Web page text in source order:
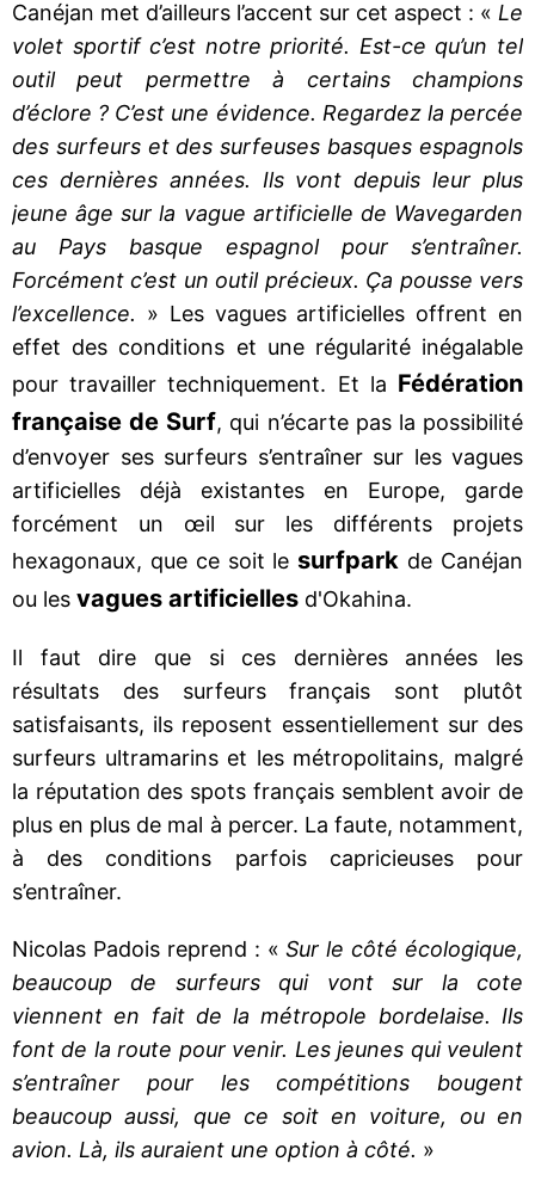
Canéjan met d’ailleurs l’accent sur cet aspect : « Le
volet sportif c’est notre priorité. Est-ce qu’un tel
outil peut permettre à certains champions
d’éclore ? C’est une évidence. Regardez la percée
des surfeurs et des surfeuses basques espagnols
ces dernières années. Ils vont depuis leur plus
jeune âge sur la vague artificielle de Wavegarden
au Pays basque espagnol pour s’entraîner.
Forcément c’est un outil précieux. Ça pousse vers
l’excellence. » Les vagues artificielles offrent en
effet des conditions et une régularité inégalable
pour travailler techniquement. Et la Fédération
française de Surf, qui n’écarte pas la possibilité
d’envoyer ses surfeurs s’entraîner sur les vagues
artificielles déjà existantes en Europe, garde
forcément un œil sur les différents projets
hexagonaux, que ce soit le surfpark de Canéjan
ou les vagues artificielles d'Okahina.
Il faut dire que si ces dernières années les
résultats des surfeurs français sont plutôt
satisfaisants, ils reposent essentiellement sur des
surfeurs ultramarins et les métropolitains, malgré
la réputation des spots français semblent avoir de
plus en plus de mal à percer. La faute, notamment,
à des conditions parfois capricieuses pour
s’entraîner.
Nicolas Padois reprend : «Sur le côté écologique,
beaucoup de surfeurs qui vont sur la cote
viennent en fait de la métropole bordelaise. Ils
font de la route pour venir. Les jeunes qui veulent
s’entraîner pour les compétitions bougent
beaucoup aussi, que ce soit en voiture, ou en
avion. Là, ils auraient une option à côté. »